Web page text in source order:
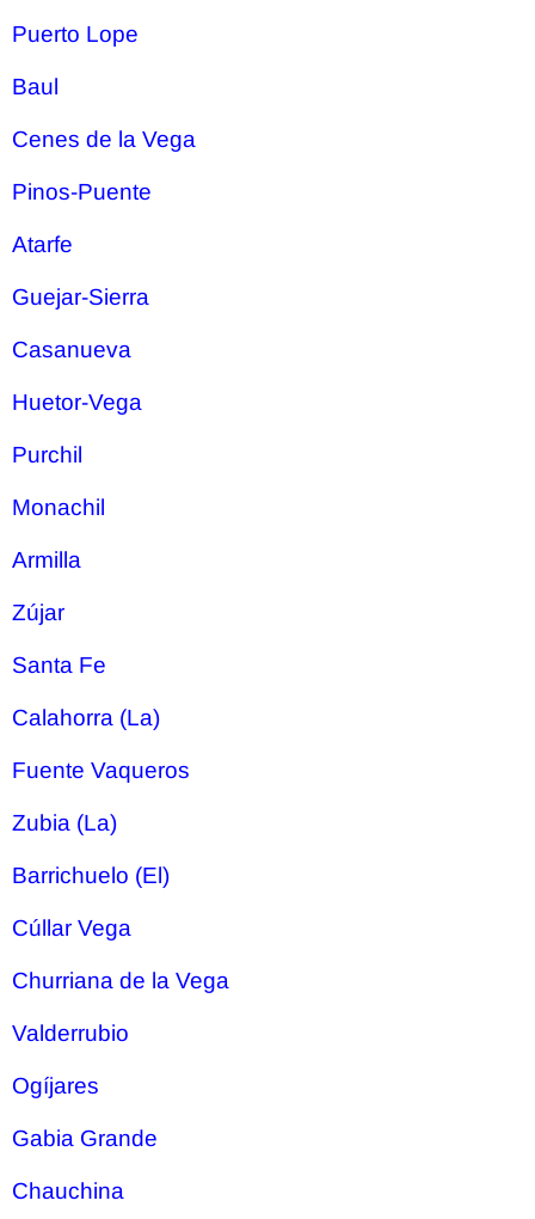
Puerto Lope
Baul
Cenes de la Vega
Pinos-Puente
Atarfe
Guejar-Sierra
Casanueva
Huetor-Vega
Purchil
Monachil
Armilla
Zújar
Santa Fe
Calahorra (La)
Fuente Vaqueros
Zubia (La)
Barrichuelo (El)
Cúllar Vega
Churriana de la Vega
Valderrubio
Ogíjares
Gabia Grande
Chauchina